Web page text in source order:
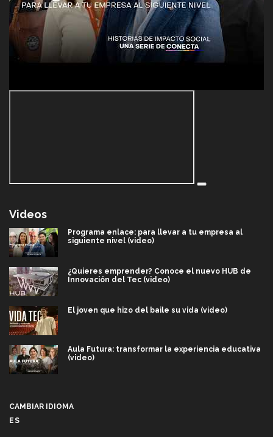
Videos
Programa enlace: para llevar a tu empresa al
siguiente nivel (video)
¿Quieres emprender? Conoce el nuevo HUB de
Innovación del Tec (video)
El joven que hizo del baile su vida (video)
Aula Futura: transformar la experiencia educativa
(video)
CAMBIAR IDIOMA
ES